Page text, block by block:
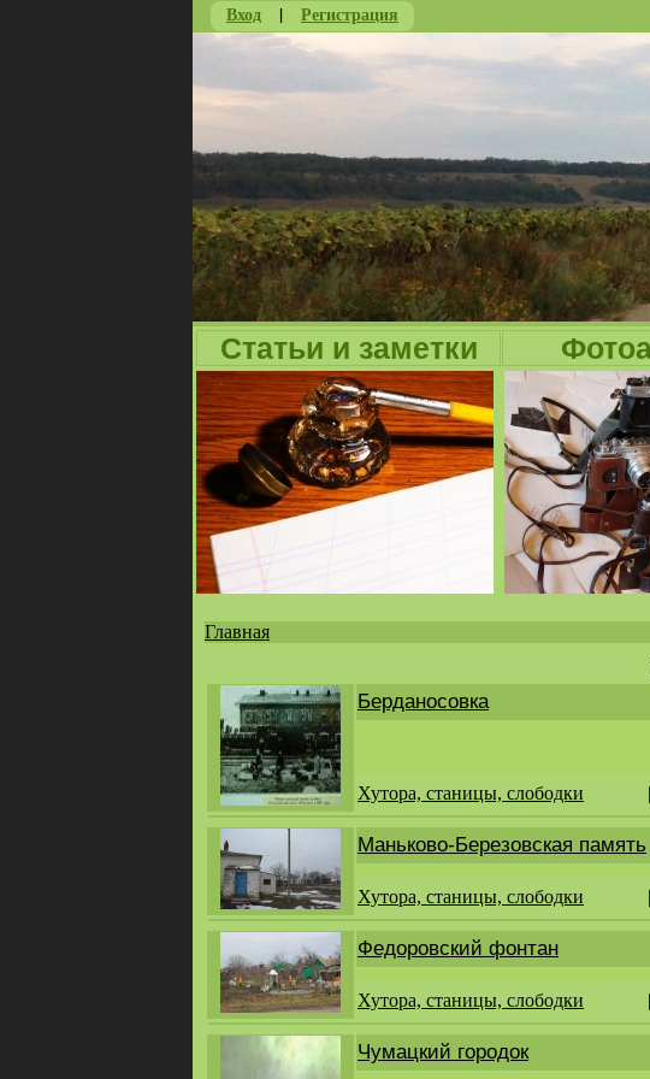
Вход | Регистрация
Статьи и заметки
здесь
Главная
Берданосовка
Хутора, станицы, слободки
Маньково-Березовская память
Хутора, станицы, слободки
Федоровский фонтан
Хутора, станицы, слободки
Чумацкий городок